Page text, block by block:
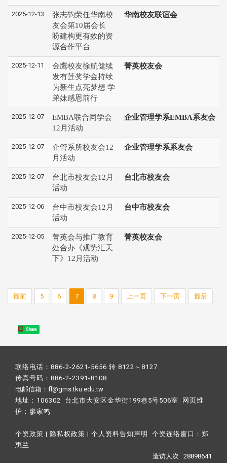
2025-12-13
张志钧荣任华南校
友会第10届会长
盼建构更有效的资
源合作平台
华南校友联谊会
2025-12-11
金鹰校友徐航健续
发有莲奖学金持续
为新生点亮梦想 学
弟妹感恩前行
菁英校友会
2025-12-07
EMBA联合同学会
12月活动
企业管理学系EMBA系友会
2025-12-07
企管系所校友会12
月活动
企业管理学系系友会
2025-12-07
台北市校友会12月
活动
台北市校友会
2025-12-06
台中市校友会12月
活动
台中市校友会
2025-12-05
菁英会与推广教育
处合办《观势汇天
下》12月活动
菁英校友会
最前 5 6 7 8 9 上一页 下一页 最后
Share
联络电话：886-2-2621-5656 转 8122～8127
传真号码：886-2-2391-8108
电邮信箱：fl@gms.tku.edu.tw
地址：106302 台北市大安区金华街199巷5号506室 网页维
护： 廖家鸣​
个资政策 | 隐私权政策 | 个人资料告知声明 个资连络窗口： 郑
惠兰
造访人次 : 28898641